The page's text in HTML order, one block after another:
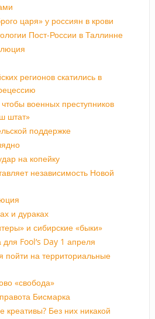
царя» у россиян в крови
Пост-России в Таллинне
регионов скатились в
военных преступников
штат»
поддержке
на копейку
независимость Новой
и дураках
и сибирские «быки»
Fool’s Day 1 апреля
пойти на территориальные
«свобода»
Бисмарка
креативы? Без них никакой